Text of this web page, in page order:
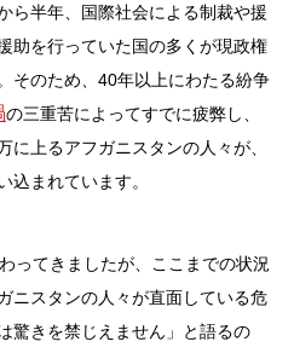
ら半年、国際社会による制裁や援
助を行っていた国の多くが現政権
そのため、40年以上にわたる紛争
の三重苦によってすでに疲弊し、
に上るアフガニスタンの人々が、
込まれています。
ってきましたが、ここまでの状況
ニスタンの人々が直面している危
驚きを禁じえません」と語るの